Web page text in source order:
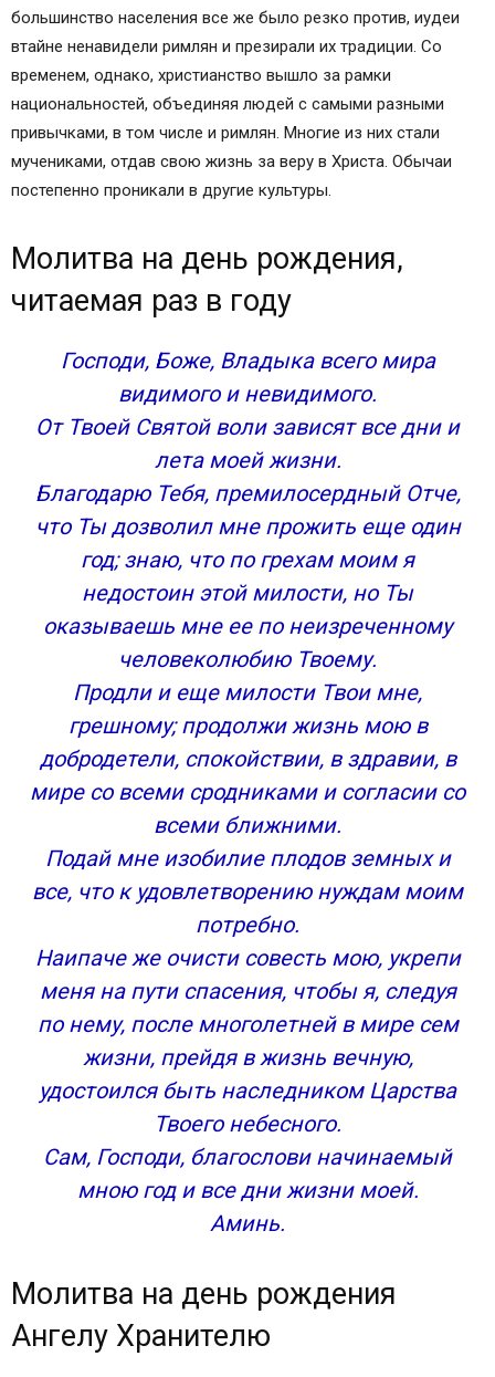
Православная молитва которая читается один
Подготовка к празднованию (за 1-2 дня)
Как правильно прочесть молитву
рождения
Статьи на похожие темы:
Комментарии посетителей сайта
Добавить комментарий Отменить ответ
Православные иконы и молитвы
Информационный сайт про иконы, молитвы,
православные традиции.
Молитва в День рождения, которая читается раз
Какие молитвы читаются раз в год
Молитва в день рождения на исполнение
желания, любовь, замужество и здоровье
Молитва ангелу-хранителю в день рождения
Молитвы в день рождения на исполнение
желания
Молитва матери в день рождения сына
Молитва в день рождения на удачу
Молитва на свой день рождения на замужество
Молитва на день рождения на здоровье
Молитва в день рождения на любовь
Молитва на деньги в день рождения
Молитва в День рождения, которая читается раз
Что еще нужно сделать в день рождения
православному человеку?
Молитва своему ангелу в день рождения
Молитва Ангелу-хранителю в день рождения
Молитва Господу Богу в день рождения
Молитва Пресвятой Богородице в день
Молитва матери в день рождения дочери
Молитва в день рождения усопшего
большинство населения все же было резко против, иудеи
втайне ненавидели римлян и презирали их традиции. Со
временем, однако, христианство вышло за рамки
национальностей, объединяя людей с самыми разными
привычками, в том числе и римлян. Многие из них стали
мучениками, отдав свою жизнь за веру в Христа. Обычаи
постепенно проникали в другие культуры.
Молитва на день рождения,
читаемая раз в году
Господи, Боже, Владыка всего мира
видимого и невидимого.
От Твоей Святой воли зависят все дни и
лета моей жизни.
Благодарю Тебя, премилосердный Отче,
что Ты дозволил мне прожить еще один
год; знаю, что по грехам моим я
недостоин этой милости, но Ты
оказываешь мне ее по неизреченному
человеколюбию Твоему.
Продли и еще милости Твои мне,
грешному; продолжи жизнь мою в
добродетели, спокойствии, в здравии, в
мире со всеми сродниками и согласии со
всеми ближними.
Подай мне изобилие плодов земных и
все, что к удовлетворению нуждам моим
потребно.
Наипаче же очисти совесть мою, укрепи
меня на пути спасения, чтобы я, следуя
по нему, после многолетней в мире сем
жизни, прейдя в жизнь вечную,
удостоился быть наследником Царства
Твоего небесного.
Сам, Господи, благослови начинаемый
мною год и все дни жизни моей.
Аминь.
Молитва на день рождения
Ангелу Хранителю